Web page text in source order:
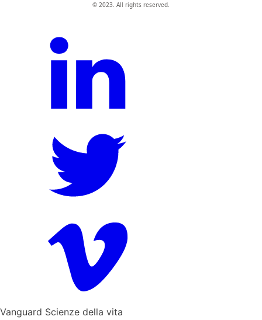
© 2023. All rights reserved.
Vanguard Scienze della vita